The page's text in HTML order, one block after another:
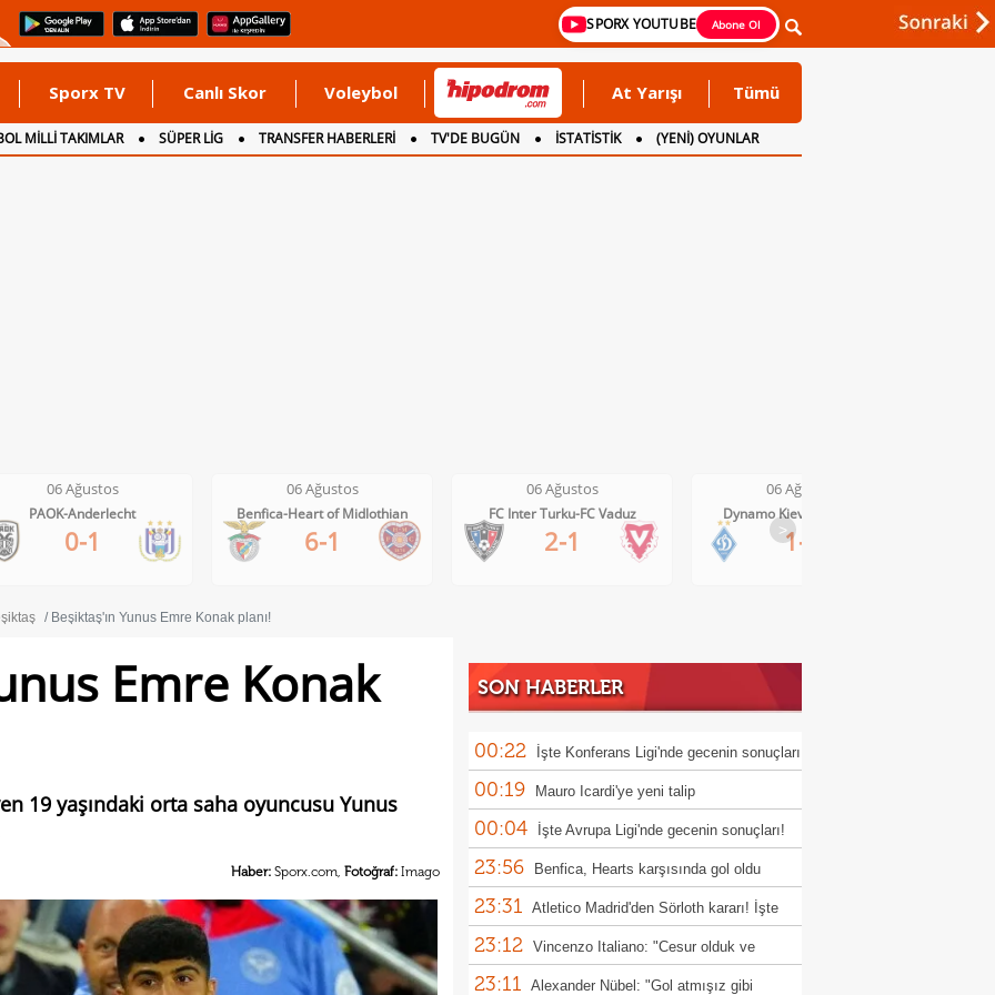
SPORX YOUTUBE Abone Ol
Sporx TV Canlı Skor Voleybol At Yarışı Tümü
MİLLİ TAKIMLAR SÜPER LİG TRANSFER HABERLERİ TV'DE BUGÜN İSTATİSTİK
(YENİ) OYUNLAR
06 Ağustos
Benfica-Heart of Midlothian
6-1
06 Ağustos
FC Inter Turku-FC Vaduz
2-1
06 Ağustos
Dynamo Kiev-Qarabag FK
1-0
06 Ağustos
FC Twente-Dunajska Streda
6-0
>
Beşiktaş'ın Yunus Emre Konak planı!
Emre Konak
19 yaşındaki orta saha oyuncusu Yunus
Haber: Sporx.com, Fotoğraf: Imago
SON HABERLER
00:22 İşte Konferans Ligi'nde gecenin sonuçları
00:19 Mauro Icardi'ye yeni talip
00:04 İşte Avrupa Ligi'nde gecenin sonuçları!
23:56 Benfica, Hearts karşısında gol oldu
yağdı!
23:31 Atletico Madrid'den Sörloth kararı! İşte
istenen rakam
23:12 Vincenzo Italiano: "Cesur olduk ve
kazandık"
23:11 Alexander Nübel: "Gol atmışız gibi